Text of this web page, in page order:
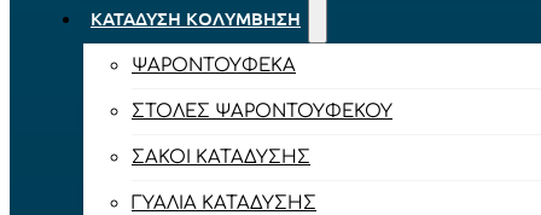
ΚΑΤΆΔΥΣΗ ΚΟΛΎΜΒΗΣΗ
ΨΑΡΟΝΤΟΎΦΕΚΑ
ΣΤΟΛΈΣ ΨΑΡΟΝΤΟΎΦΕΚΟΥ
ΣΆΚΟΙ ΚΑΤΆΔΥΣΗΣ
ΓΥΑΛΙΆ ΚΑΤΆΔΥΣΗΣ